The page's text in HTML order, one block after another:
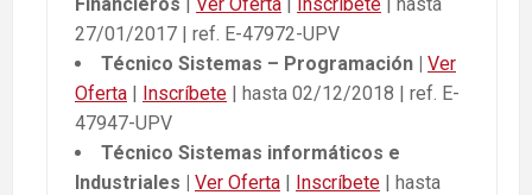
27/01/2017 | ref. E-47972-UPV
Técnico Sistemas – Programación | Ver
Oferta | Inscríbete | hasta 02/12/2018 | ref. E-
47947-UPV
Técnico Sistemas informáticos e
Industriales | Ver Oferta | Inscríbete | hasta